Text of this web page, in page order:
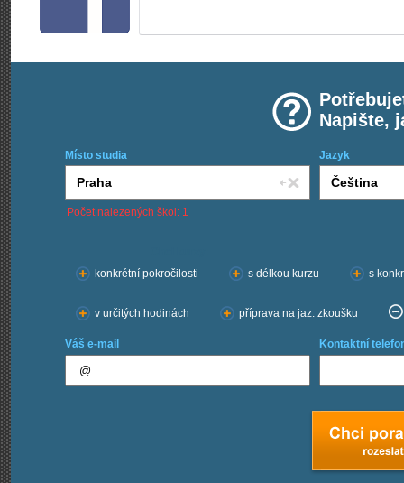
Napište,
Místo studia Jazyk
Počet nalezených škol: 1
konkrétní pokročilosti
s délkou kurzu s
v určitých hodinách příprava na jaz. zkoušku
Váš e-mail Kontaktní